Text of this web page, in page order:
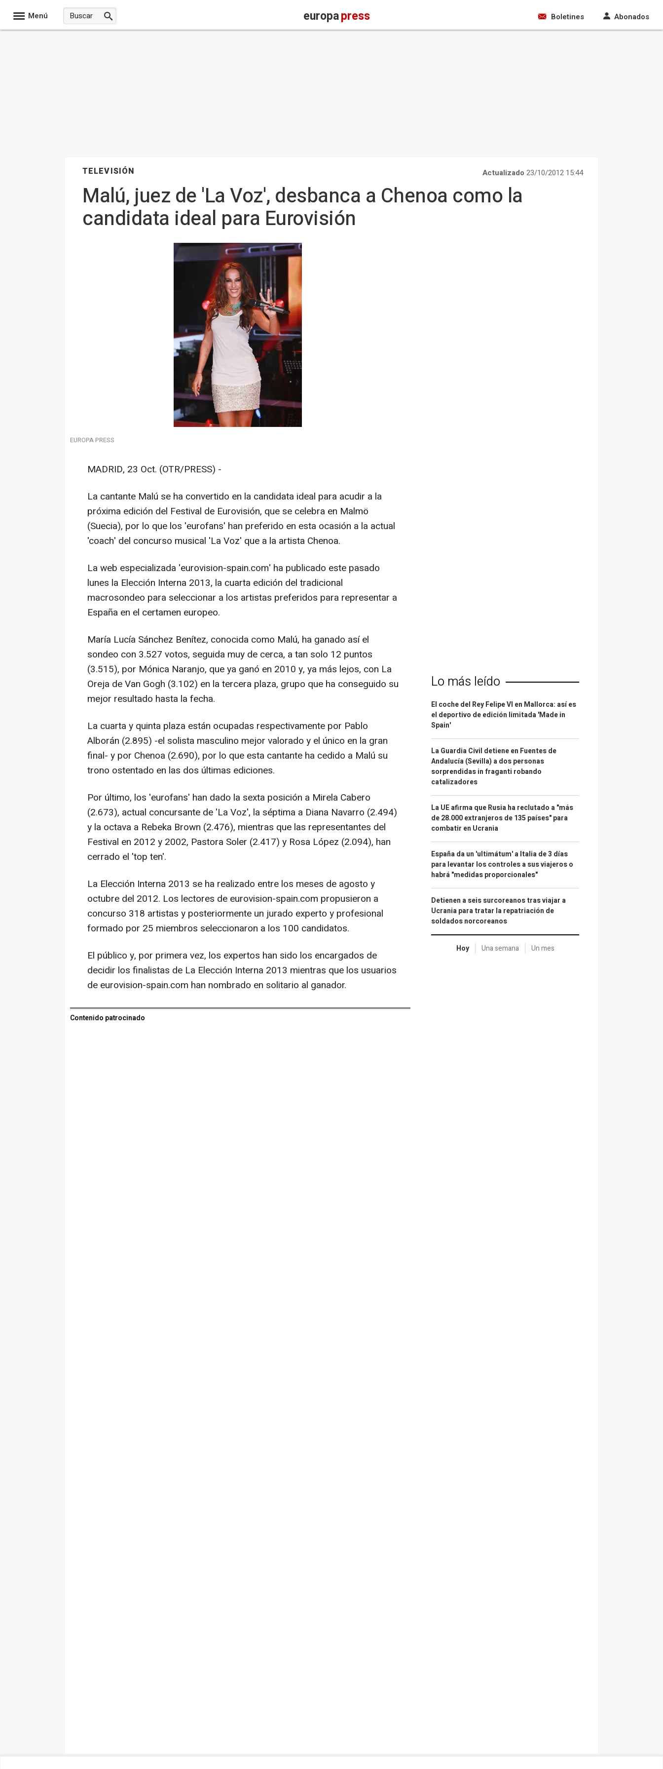
Menú europapress Boletines Abonados
TELEVISIÓN Actualizado 23/10/2012 15:44
Malú, juez de 'La Voz', desbanca a Chenoa como la
candidata ideal para Eurovisión
EUROPA PRESS
MADRID, 23 Oct. (OTR/PRESS) -
La cantante Malú se ha convertido en la candidata ideal para acudir a la
próxima edición del Festival de Eurovisión, que se celebra en Malmö
(Suecia), por lo que los 'eurofans' han preferido en esta ocasión a la actual
'coach' del concurso musical 'La Voz' que a la artista Chenoa.
La web especializada 'eurovision-spain.com' ha publicado este pasado
lunes la Elección Interna 2013, la cuarta edición del tradicional
macrosondeo para seleccionar a los artistas preferidos para representar a
España en el certamen europeo.
María Lucía Sánchez Benítez, conocida como Malú, ha ganado así el
sondeo con 3.527 votos, seguida muy de cerca, a tan solo 12 puntos
(3.515), por Mónica Naranjo, que ya ganó en 2010 y, ya más lejos, con La
Oreja de Van Gogh (3.102) en la tercera plaza, grupo que ha conseguido su
mejor resultado hasta la fecha.
La cuarta y quinta plaza están ocupadas respectivamente por Pablo
Alborán (2.895) -el solista masculino mejor valorado y el único en la gran
final- y por Chenoa (2.690), por lo que esta cantante ha cedido a Malú su
trono ostentado en las dos últimas ediciones.
Por último, los 'eurofans' han dado la sexta posición a Mirela Cabero
(2.673), actual concursante de 'La Voz', la séptima a Diana Navarro (2.494)
y la octava a Rebeka Brown (2.476), mientras que las representantes del
Festival en 2012 y 2002, Pastora Soler (2.417) y Rosa López (2.094), han
cerrado el 'top ten'.
La Elección Interna 2013 se ha realizado entre los meses de agosto y
octubre del 2012. Los lectores de eurovision-spain.com propusieron a
concurso 318 artistas y posteriormente un jurado experto y profesional
formado por 25 miembros seleccionaron a los 100 candidatos.
El público y, por primera vez, los expertos han sido los encargados de
decidir los finalistas de La Elección Interna 2013 mientras que los usuarios
de eurovision-spain.com han nombrado en solitario al ganador.
Contenido patrocinado
Lo más leído
El coche del Rey Felipe VI en Mallorca: así es
el deportivo de edición limitada 'Made in
Spain'
La Guardia Civil detiene en Fuentes de
Andalucía (Sevilla) a dos personas
sorprendidas in fraganti robando
catalizadores
La UE afirma que Rusia ha reclutado a "más
de 28.000 extranjeros de 135 países" para
combatir en Ucrania
España da un 'ultimátum' a Italia de 3 días
para levantar los controles a sus viajeros o
habrá "medidas proporcionales"
Detienen a seis surcoreanos tras viajar a
Ucrania para tratar la repatriación de
soldados norcoreanos
Hoy Una semana Un mes